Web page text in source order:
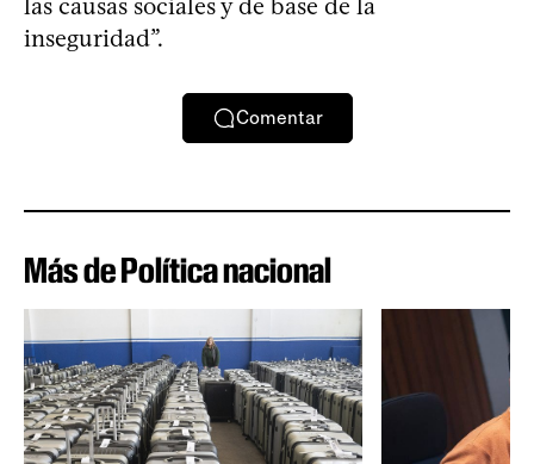
inseguridad”.
Comentar
Más de Política nacional